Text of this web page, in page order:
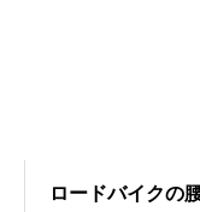
ロードバイクの